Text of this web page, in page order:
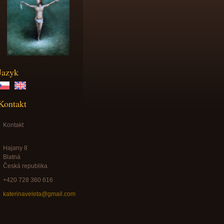
Kontakt
Hajany 8
Blatná
Česká republika
+420 728 360 616
katerinaveleta@gmail.com